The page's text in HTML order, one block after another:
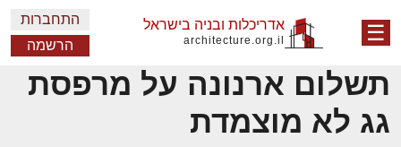
☰ אדריכלות ובניה בישראל
architecture.org.il
התחברות
הרשמה
תשלום ארנונה על מרפסת
גג לא מוצמדת